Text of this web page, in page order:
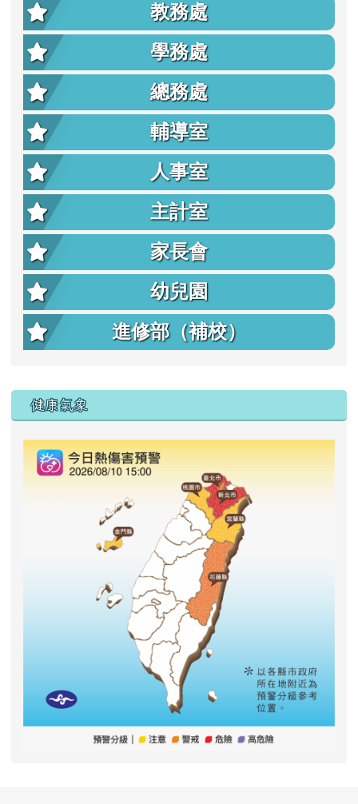
教務處
學務處
總務處
輔導室
人事室
主計室
家長會
幼兒園
進修部（補校）
右邊區域內容
健康氣象